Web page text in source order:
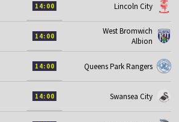
14:00 Lincoln City
14:00
West Bromwich
Albion
14:00 Queens Park Rangers
14:00 Swansea City